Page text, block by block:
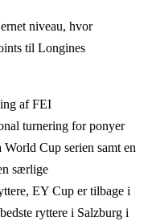
niveau, hvor
til Longines
af FEI
turnering for ponyer
Cup serien samt en
særlige
EY Cup er tilbage i
ryttere i Salzburg i